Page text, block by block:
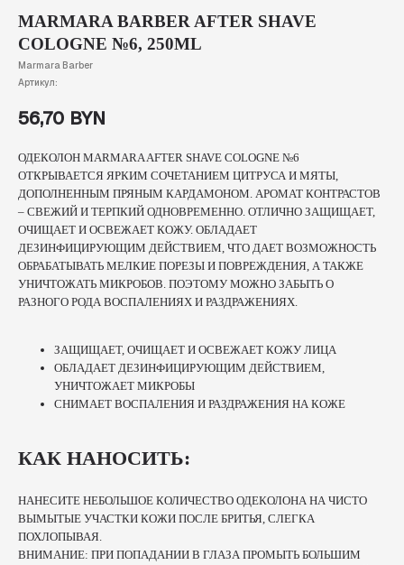
MARMARA BARBER AFTER SHAVE
COLOGNE №6, 250ML
Marmara Barber
Артикул:
56,70 BYN
ОДЕКОЛОН MARMARA AFTER SHAVE COLOGNE №6
ОТКРЫВАЕТСЯ ЯРКИМ СОЧЕТАНИЕМ ЦИТРУСА И МЯТЫ,
ДОПОЛНЕННЫМ ПРЯНЫМ КАРДАМОНОМ. АРОМАТ КОНТРАСТОВ
– СВЕЖИЙ И ТЕРПКИЙ ОДНОВРЕМЕННО. ОТЛИЧНО ЗАЩИЩАЕТ,
ОЧИЩАЕТ И ОСВЕЖАЕТ КОЖУ. ОБЛАДАЕТ
ДЕЗИНФИЦИРУЮЩИМ ДЕЙСТВИЕМ, ЧТО ДАЕТ ВОЗМОЖНОСТЬ
ОБРАБАТЫВАТЬ МЕЛКИЕ ПОРЕЗЫ И ПОВРЕЖДЕНИЯ, А ТАКЖЕ
УНИЧТОЖАТЬ МИКРОБОВ. ПОЭТОМУ МОЖНО ЗАБЫТЬ О
РАЗНОГО РОДА ВОСПАЛЕНИЯХ И РАЗДРАЖЕНИЯХ.
ЗАЩИЩАЕТ, ОЧИЩАЕТ И ОСВЕЖАЕТ КОЖУ ЛИЦА
ОБЛАДАЕТ ДЕЗИНФИЦИРУЮЩИМ ДЕЙСТВИЕМ,
УНИЧТОЖАЕТ МИКРОБЫ
СНИМАЕТ ВОСПАЛЕНИЯ И РАЗДРАЖЕНИЯ НА КОЖЕ
КАК НАНОСИТЬ:
НАНЕСИТЕ НЕБОЛЬШОЕ КОЛИЧЕСТВО ОДЕКОЛОНА НА ЧИСТО
ВЫМЫТЫЕ УЧАСТКИ КОЖИ ПОСЛЕ БРИТЬЯ, СЛЕГКА
ПОХЛОПЫВАЯ.
ВНИМАНИЕ: ПРИ ПОПАДАНИИ В ГЛАЗА ПРОМЫТЬ БОЛЬШИМ